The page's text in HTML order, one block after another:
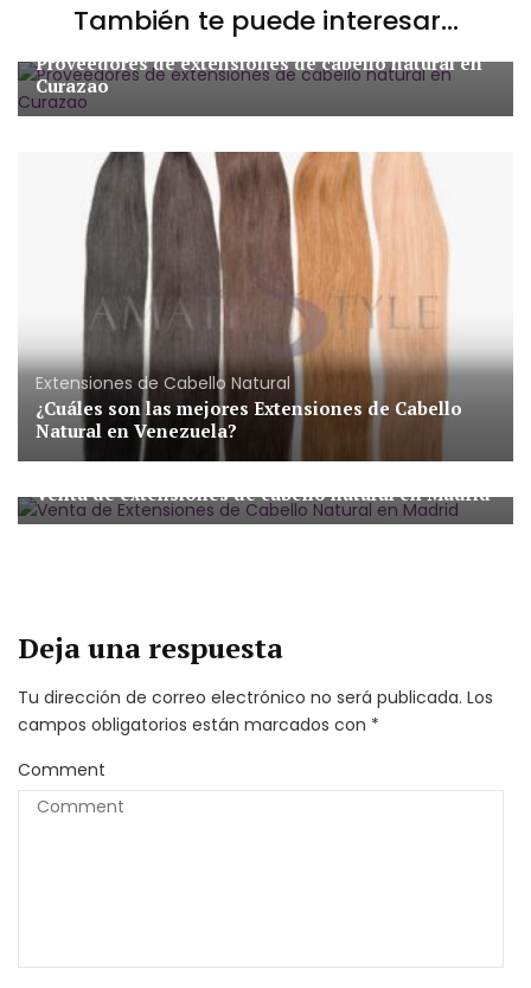
También te puede interesar...
Extensiones de Cabello Natural
Proveedores de extensiones de cabello natural en
Curazao
Extensiones de Cabello Natural
¿Cuáles son las mejores Extensiones de Cabello
Natural en Venezuela?
Extensiones de Cabello Natural
Venta de extensiones de cabello natural en Madrid
Deja una respuesta
Tu dirección de correo electrónico no será publicada. Los
campos obligatorios están marcados con *
Comment